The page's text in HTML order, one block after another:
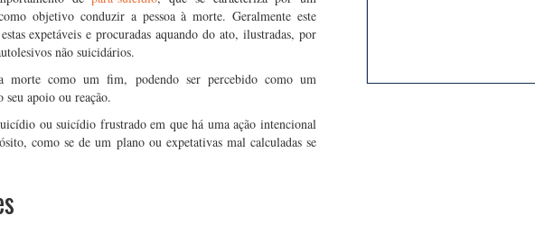
objetivo conduzir a pessoa à morte. Geralmente este
expetáveis e procuradas aquando do ato, ilustradas, por
não suicidários.
morte como um fim, podendo ser percebido como um
apoio ou reação.
ou suicídio frustrado em que há uma ação intencional
como se de um plano ou expetativas mal calculadas se